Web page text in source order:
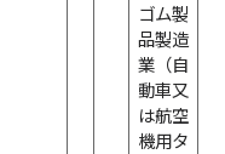
ゴム製
品製造
業（自
動車又
は航空
機用タ